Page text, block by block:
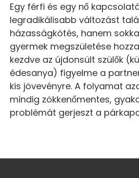
Egy férfi és egy nő
legradikálisabb változást
házasságkötés, hanem
gyermek megszületése
kezdve az újdonsült szülők
édesanya) figyelme a
kis jövevényre. A folyamat
mindig zökkenőmentes,
problémát gerjeszt a